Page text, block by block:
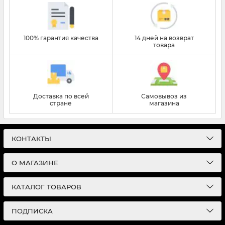
100% гарантия качества
14 дней на возврат
товара
Доставка по всей
стране
Самовывоз из
магазина
КОНТАКТЫ
О МАГАЗИНЕ
КАТАЛОГ ТОВАРОВ
ПОДПИСКА